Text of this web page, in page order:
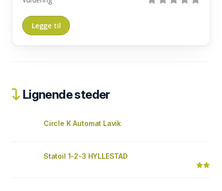
Lignende steder
Circle K Automat Lavik
Statoil 1-2-3 HYLLESTAD